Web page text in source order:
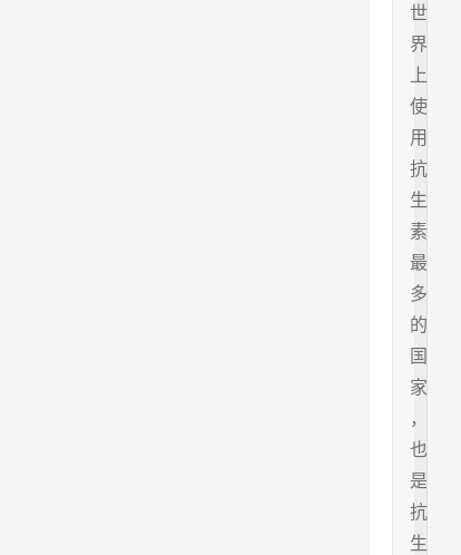
世
界
上
使
用
抗
生
素
最
多
的
国
家
，
也
是
抗
生